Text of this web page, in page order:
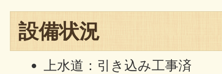
設備状況
上水道：引き込み工事済